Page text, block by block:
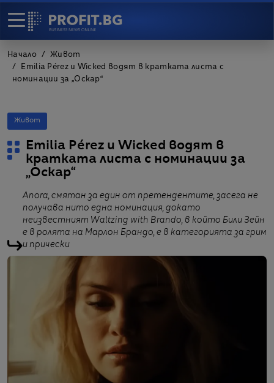
Начало
Живот
Emilia Pérez и Wicked водят в кратката листа с
номинации за „Оскар“
Живот
Emilia Pérez и Wicked водят в
кратката листа с номинации за
„Оскар“
Anora, смятан за един от претендентите, засега не
получава нито една номинация, докато
неизвестният Waltzing with Brando, в който Били Зейн
е в ролята на Марлон Брандо, е в категорията за грим
и прически